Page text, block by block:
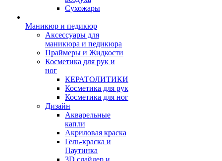
Сухожары
Маникюр и педикюр
Аксессуары для
маникюра и педикюра
Праймеры и Жидкости
Косметика для рук и
ног
КЕРАТОЛИТИКИ
Косметика для рук
Косметика для ног
Дизайн
Акварельные
капли
Акриловая краска
Гель-краска и
Паутинка
3D слайдер и